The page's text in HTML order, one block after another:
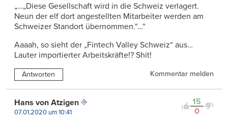
„…„Diese Gesellschaft wird in die Schweiz verlagert.
Neun der elf dort angestellten Mitarbeiter werden am
Schweizer Standort übernommen.“…“
Aaaah, so sieht der „Fintech Valley Schweiz“ aus…
Lauter importierter Arbeitskräfte!? Shit!
Antworten Kommentar melden
15
0
Hans von Atzigen
07.01.2020 um 10:41